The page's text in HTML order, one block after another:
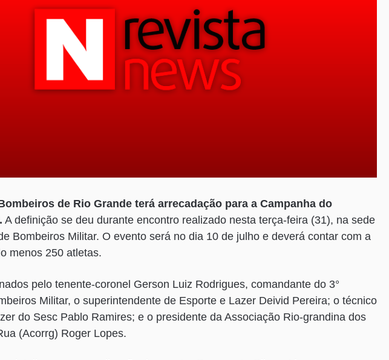
de Rio Grande terá arrecadação para a Campanha do
A definição se deu durante encontro realizado nesta terça-feira (31), na sede
Bombeiros Militar. O evento será no dia 10 de julho e deverá contar com a
menos 250 atletas.
pelo tenente-coronel Gerson Luiz Rodrigues, comandante do 3°
Militar, o superintendente de Esporte e Lazer Deivid Pereira; o técnico
do Sesc Pablo Ramires; e o presidente da Associação Rio-grandina dos
(Acorrg) Roger Lopes.